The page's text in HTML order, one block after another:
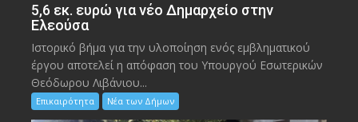
5,6 εκ. ευρώ για νέο Δημαρχείο στην
Ελεούσα
Ιστορικό βήμα για την υλοποίηση ενός εμβληματικού
έργου αποτελεί η απόφαση του Υπουργού Εσωτερικών
Θεόδωρου Λιβάνιου...
Επικαιρότητα Νέα των Δήμων